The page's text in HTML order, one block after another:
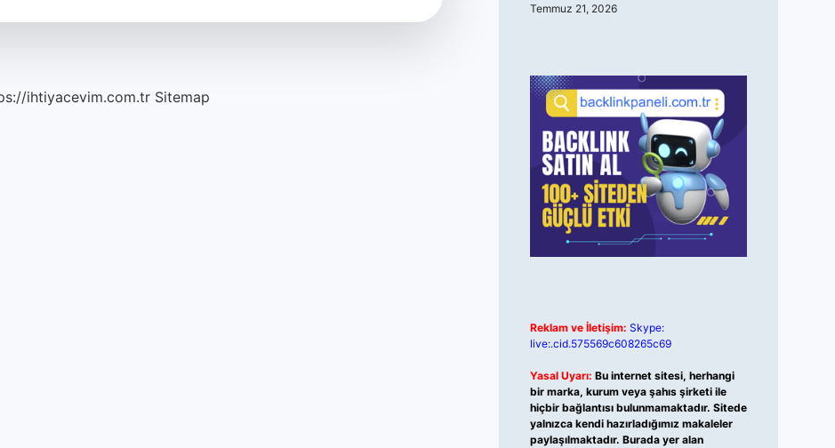
ihtiyacevim.com.tr Sitemap
Temmuz 21, 2026
Reklam ve İletişim: Skype:
live:.cid.575569c608265c69
Yasal Uyarı: Bu internet sitesi, herhangi
bir marka, kurum veya şahıs şirketi ile
hiçbir bağlantısı bulunmamaktadır. Sitede
yalnızca kendi hazırladığımız makaleler
paylaşılmaktadır. Burada yer alan